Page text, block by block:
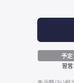
予
翌